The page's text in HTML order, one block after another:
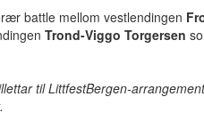
battle mellom vestlendingen
Trond-Viggo Torgersen
til LittfestBergen-